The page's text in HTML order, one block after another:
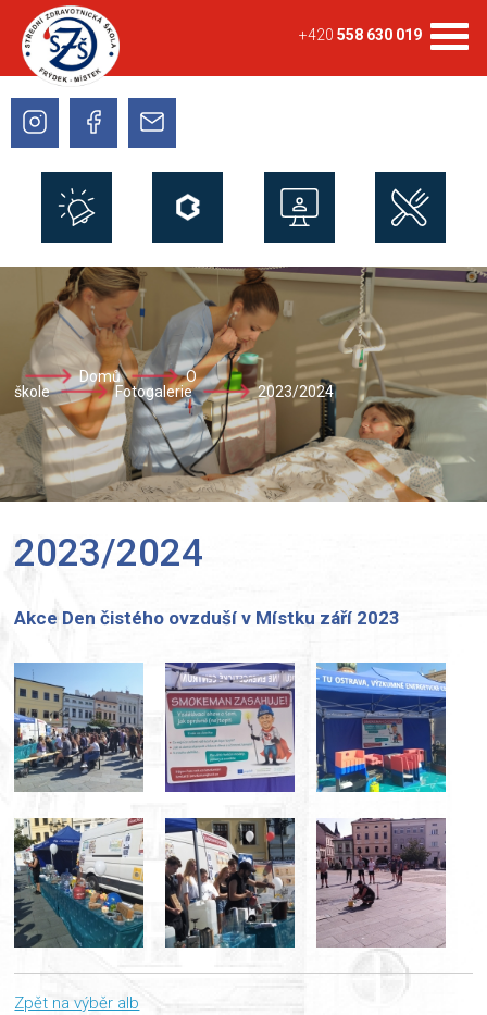
+420 558 630 019
Domů
O
škole
Fotogalerie 2023/2024
2023/2024
Akce Den čistého ovzduší v Místku září 2023
Zpět na výběr alb